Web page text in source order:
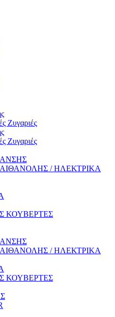
Ζυγαριές
Ζυγαριές
/ ΗΛΕΚΤΡΙΚΑ
ΚΟΥΒΕΡΤΕΣ
/ ΗΛΕΚΤΡΙΚΑ
ΚΟΥΒΕΡΤΕΣ